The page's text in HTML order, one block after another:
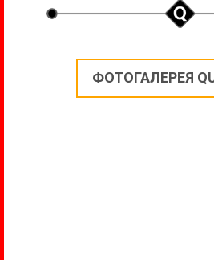
ФОТОГАЛЕРЕЯ